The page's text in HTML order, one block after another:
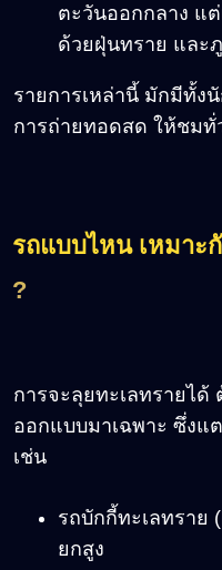
ตะวันออกกลาง แ
ด้วยฝุ่นทราย และ
รายการเหล่านี้ มักมีทั้
การถ่ายทอดสด ให้ชมทั่
รถแบบไหน เหมาะ
?
การจะลุยทะเลทรายไ
ออกแบบมาเฉพาะ ซึ่งแ
เช่น
รถบักกี้ทะเลทราย
ยกสูง